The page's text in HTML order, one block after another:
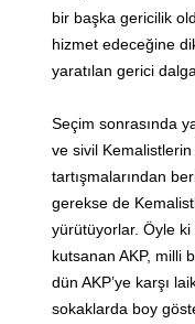
bir başka gericilik
hizmet edeceğine
yaratılan gerici
Seçim sonrasında
ve sivil
tartışmalarından
gerekse de
yürütüyorlar. Öyle ki
kutsanan AKP, milli
dün AKP’ye karşı
sokaklarda boy